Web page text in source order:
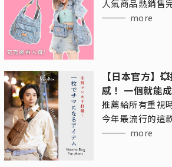
人氣商品熱銷售
more
【日本官方】
感！ 一個就能
推薦給所有重視
今年最流行的這
more